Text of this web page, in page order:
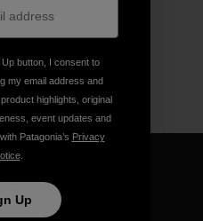
button, I consent to
my email address and
highlights, original
event updates and
Patagonia’s Privacy
.
Up